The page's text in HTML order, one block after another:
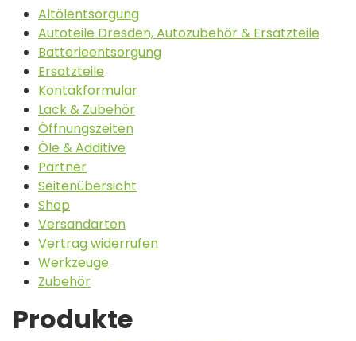
Altölentsorgung
Autoteile Dresden, Autozubehör & Ersatzteile
Batterieentsorgung
Ersatzteile
Kontakformular
Lack & Zubehör
Öffnungszeiten
Öle & Additive
Partner
Seitenübersicht
Shop
Versandarten
Vertrag widerrufen
Werkzeuge
Zubehör
Produkte